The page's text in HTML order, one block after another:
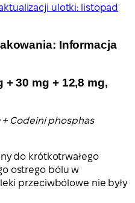
ulotki: listopad
Informacja
30 mg + 12,8 mg,
Codeini phosphas
do krótkotrwałego
ostrego bólu w
przeciwbólowe nie były